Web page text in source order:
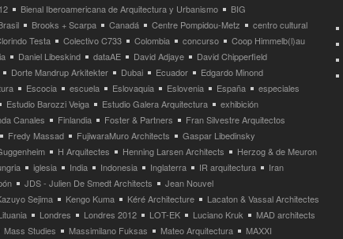
Bienal Iberoamericana de Arquitectura y Urbanismo
BIG
Brooks + Scarpa Canadá Centre Pompidou-Metz
centro cultural
Testa Colectivo C733 Colombia concurso
Coop Himmelb(l)au
Daniel Libeskind dataAE David Adjaye
David Chipperfield
Dorte Mandrup Arkitekter Dubai Ecuador
Edgardo Minond
Escocia escuela Eslovaquia Eslovenia España
especiales
Estudio Barozzi Veiga Estudio Galera Arquitectura
exhibición
Canales Finlandia Foster & Partners
Fran Silvestre Arquitectos
Fredy Massad FujiwaraMuro Architects
Gaspar Libedinsky
H Arquitectes Henning Larsen Architects
Herzog & de Meuron
iglesia India Indonesia Inglaterra IR arquitectura
Iran
JDS - Julien De Smedt Architects
Jean Nouvel
Sejima Kengo Kuma Kéré Architecture
Lacaton & Vassal Architectes
Londres Londres 2012 LOT-EK Luciano Kruk
MAD architects
Mass Studies Massimilano Fuksas Mateo Arquitectura
MAXXI